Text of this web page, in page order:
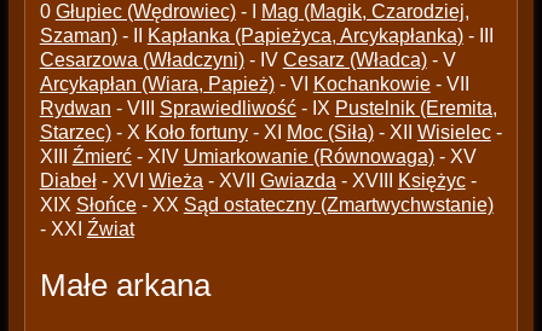
0 Głupiec (Wędrowiec)- I
Mag (Magik, Czarodziej,
Szaman)- II Kapłanka (Papieżyca, Arcykapłanka)- III
Cesarzowa (Władczyni)- IV Cesarz (Władca)- V
Arcykapłan (Wiara, Papież)- VI Kochankowie- VII
Rydwan - VIII Sprawiedliwość- IX Pustelnik (Eremita,
Starzec)- X Koło fortuny- XI Moc (Siła)- XII Wisielec-
XIII Źmierć- XIV Umiarkowanie (Równowaga)- XV
Diabeł- XVI Wieża - XVII Gwiazda - XVIII Księżyc-
XIX Słońce- XX Sąd ostateczny (Zmartwychwstanie)
- XXI Źwiat
Małe arkana